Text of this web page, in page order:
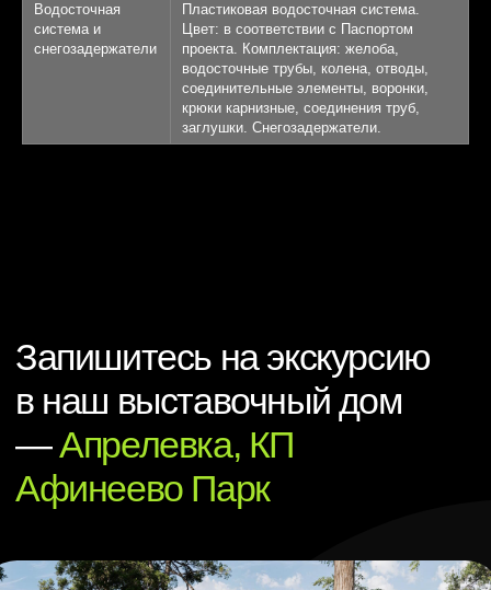
Водосточная
система и
снегозадержатели
Пластиковая водосточная система.
Цвет: в соответствии с Паспортом
проекта. Комплектация: желоба,
водосточные трубы, колена, отводы,
соединительные элементы, воронки,
крюки карнизные, соединения труб,
заглушки. Снегозадержатели.